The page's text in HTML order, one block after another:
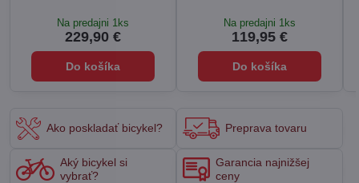
Na predajni 1ks
229,90 €
Do košíka
Na predajni 1ks
119,95 €
Do košíka
Ako poskladať bicykel? Preprava tovaru
Aký bicykel si
vybrať?
Garancia najnižšej
ceny